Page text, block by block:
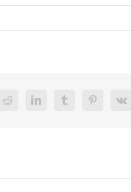
Reddit LinkedInTumblrPinterest
Vk